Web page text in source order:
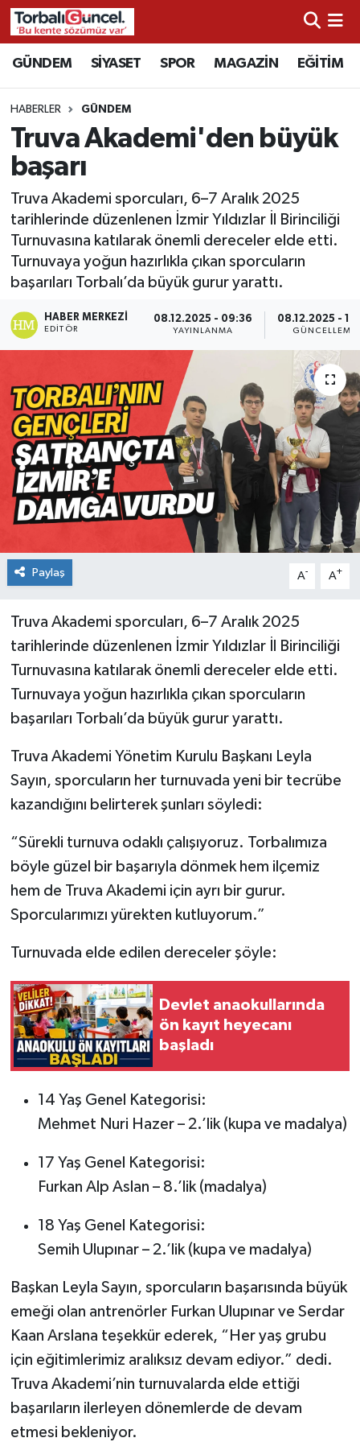
GÜNDEM SİYASET SPOR MAGAZİN EĞİTİM
HABERLER GÜNDEM
Truva Akademi'den büyük
başarı
Truva Akademi sporcuları, 6–7 Aralık 2025
tarihlerinde düzenlenen İzmir Yıldızlar İl Birinciliği
Turnuvasına katılarak önemli dereceler elde etti.
Turnuvaya yoğun hazırlıkla çıkan sporcuların
başarıları Torbalı’da büyük gurur yarattı.
HABER MERKEZI
EDITÖR
08.12.2025 - 09:36
YAYINLANMA
08.12.2025 -
GÜNCELLEME
Paylaş A- A+
Truva Akademi sporcuları, 6–7 Aralık 2025
tarihlerinde düzenlenen İzmir Yıldızlar İl Birinciliği
Turnuvasına katılarak önemli dereceler elde etti.
Turnuvaya yoğun hazırlıkla çıkan sporcuların
başarıları Torbalı’da büyük gurur yarattı.
Truva Akademi Yönetim Kurulu Başkanı Leyla
Sayın, sporcuların her turnuvada yeni bir tecrübe
kazandığını belirterek şunları söyledi:
“Sürekli turnuva odaklı çalışıyoruz. Torbalımıza
böyle güzel bir başarıyla dönmek hem ilçemiz
hem de Truva Akademi için ayrı bir gurur.
Sporcularımızı yürekten kutluyorum.”
Turnuvada elde edilen dereceler şöyle:
Devlet anaokullarında
ön kayıt heyecanı
başladı
14 Yaş Genel Kategorisi:
Mehmet Nuri Hazer – 2.’lik (kupa ve madalya)
17 Yaş Genel Kategorisi:
Furkan Alp Aslan – 8.’lik (madalya)
18 Yaş Genel Kategorisi:
Semih Ulupınar – 2.’lik (kupa ve madalya)
Başkan Leyla Sayın, sporcuların başarısında büyük
emeği olan antrenörler Furkan Ulupınar ve Serdar
Kaan Arslana teşekkür ederek, “Her yaş grubu
için eğitimlerimiz aralıksız devam ediyor.” dedi.
Truva Akademi’nin turnuvalarda elde ettiği
başarıların ilerleyen dönemlerde de devam
etmesi bekleniyor.
İzmir Nöbetçi Eczaneler
İzmir Hava Durumu
İzmir Namaz Vakitleri
İzmir Trafik Yoğunluk Haritası
Süper Lig Puan Durumu ve Fikstür
Tüm Manşetler
Haber Arşivi